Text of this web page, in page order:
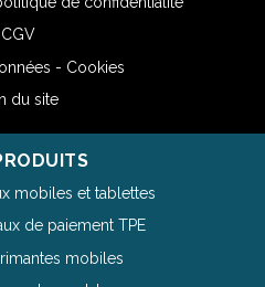
mobiles et tablettes
de paiement TPE
mobiles
CGV
- Cookies
du site